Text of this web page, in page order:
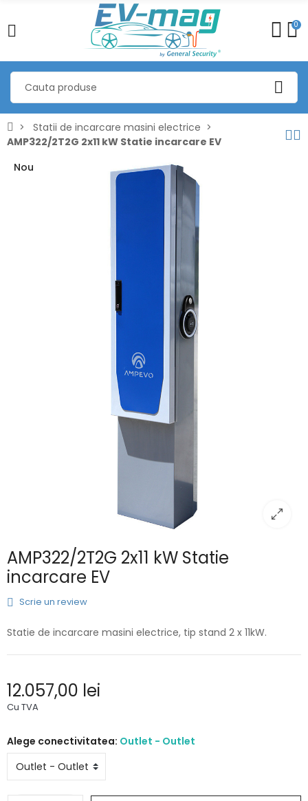
0
Statii de incarcare masini electrice
AMP322/2T2G 2x11 kW Statie incarcare EV
Nou
AMP322/2T2G 2x11 kW Statie
incarcare EV
Scrie un review
Statie de incarcare masini electrice, tip stand 2 x 11kW.
12.057,00 lei
Cu TVA
Alege conectivitatea: Outlet - Outlet